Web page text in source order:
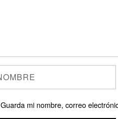
Guarda mi nombre, correo